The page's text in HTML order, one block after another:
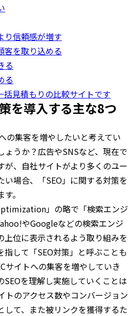
り信頼感が増す
客を取り込める
る
る
見積もりの比較サイトです
を導入する主な8つ
の集客を増やしたいと考えてい
ょうか？広告やSNSなど、現在で
が、自社サイトがより多くのユー
場合、「SEO」に関する対策を
。
」の略で「検索エンジ
やGoogleなどの検索エンジ
上位に表示されるよう取り組みを
して「SEO対策」と呼ぶことも
サイトへの集客を増やしていき
を理解し実施していくことは
トのアクセス数やコンバージョン
して、また被リンクを獲得するた